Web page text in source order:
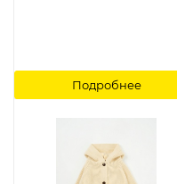
Подробнее